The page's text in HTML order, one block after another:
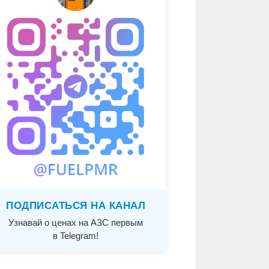
ПОДПИСАТЬСЯ НА КАНАЛ
Узнавай о ценах на АЗС первым
в Telegram!